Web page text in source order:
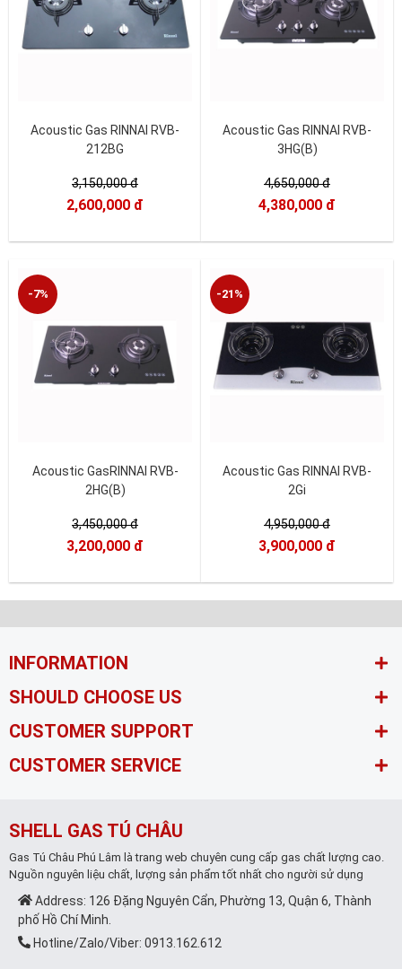
Acoustic Gas RINNAI RVB-
212BG
3,150,000 đ
2,600,000 đ
Acoustic Gas RINNAI RVB-
3HG(B)
4,650,000 đ
4,380,000 đ
-7%
Acoustic GasRINNAI RVB-
2HG(B)
3,450,000 đ
3,200,000 đ
-21%
Acoustic Gas RINNAI RVB-
2Gi
4,950,000 đ
3,900,000 đ
INFORMATION
SHOULD CHOOSE US
CUSTOMER SUPPORT
CUSTOMER SERVICE
SHELL GAS TÚ CHÂU
Gas Tú Châu Phú Lâm là trang web chuyên cung cấp gas chất lượng cao.
Nguồn nguyên liệu chất, lượng sản phẩm tốt nhất cho người sử dụng
Address: 126 Đặng Nguyên Cẩn, Phường 13, Quận 6, Thành
phố Hồ Chí Minh.
Hotline/Zalo/Viber: 0913.162.612